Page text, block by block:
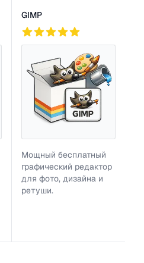
GIMP
Мощный бесплатный
графический редактор
для фото, дизайна и
ретуши.